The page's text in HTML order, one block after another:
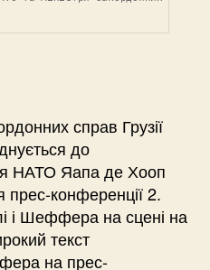
справ Грузії
до
НАТО Яапа де Хооп
конференції 2.
і Шеффера на сцені на
текст
на прес-